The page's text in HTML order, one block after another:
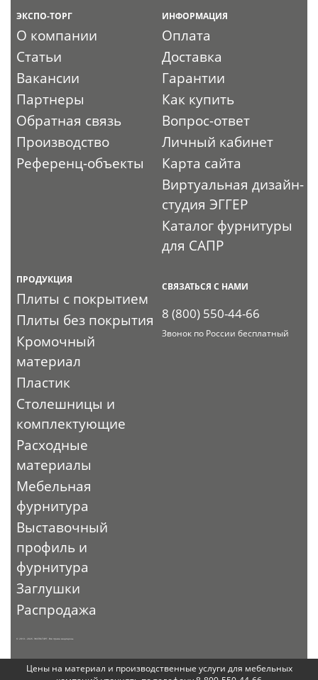
ЭКСПО-ТОРГ
О компании
Статьи
Вакансии
Партнеры
Обратная связь
Производство
Референц-объекты
ИНФОРМАЦИЯ
Оплата
Доставка
Гарантии
Как купить
Вопрос-ответ
Личный кабинет
Карта сайта
Виртуальная дизайн-
студия ЭГГЕР
Каталог фурнитуры
для САПР
ПРОДУКЦИЯ
Плиты с покрытием
Плиты без покрытия
Кромочный
материал
Пластик
Столешницы и
комплектующие
Расходные
материалы
Мебельная
фурнитура
Выставочный
профиль и
фурнитура
Заглушки
Распродажа
СВЯЗАТЬСЯ С НАМИ
8 (800) 550-44-66
Звонок по России бесплатный
© 2010 - 2026. ЭКСПО-ТОРГ. Все права защищены.
Цены на материал и производственные услуги для мебельных